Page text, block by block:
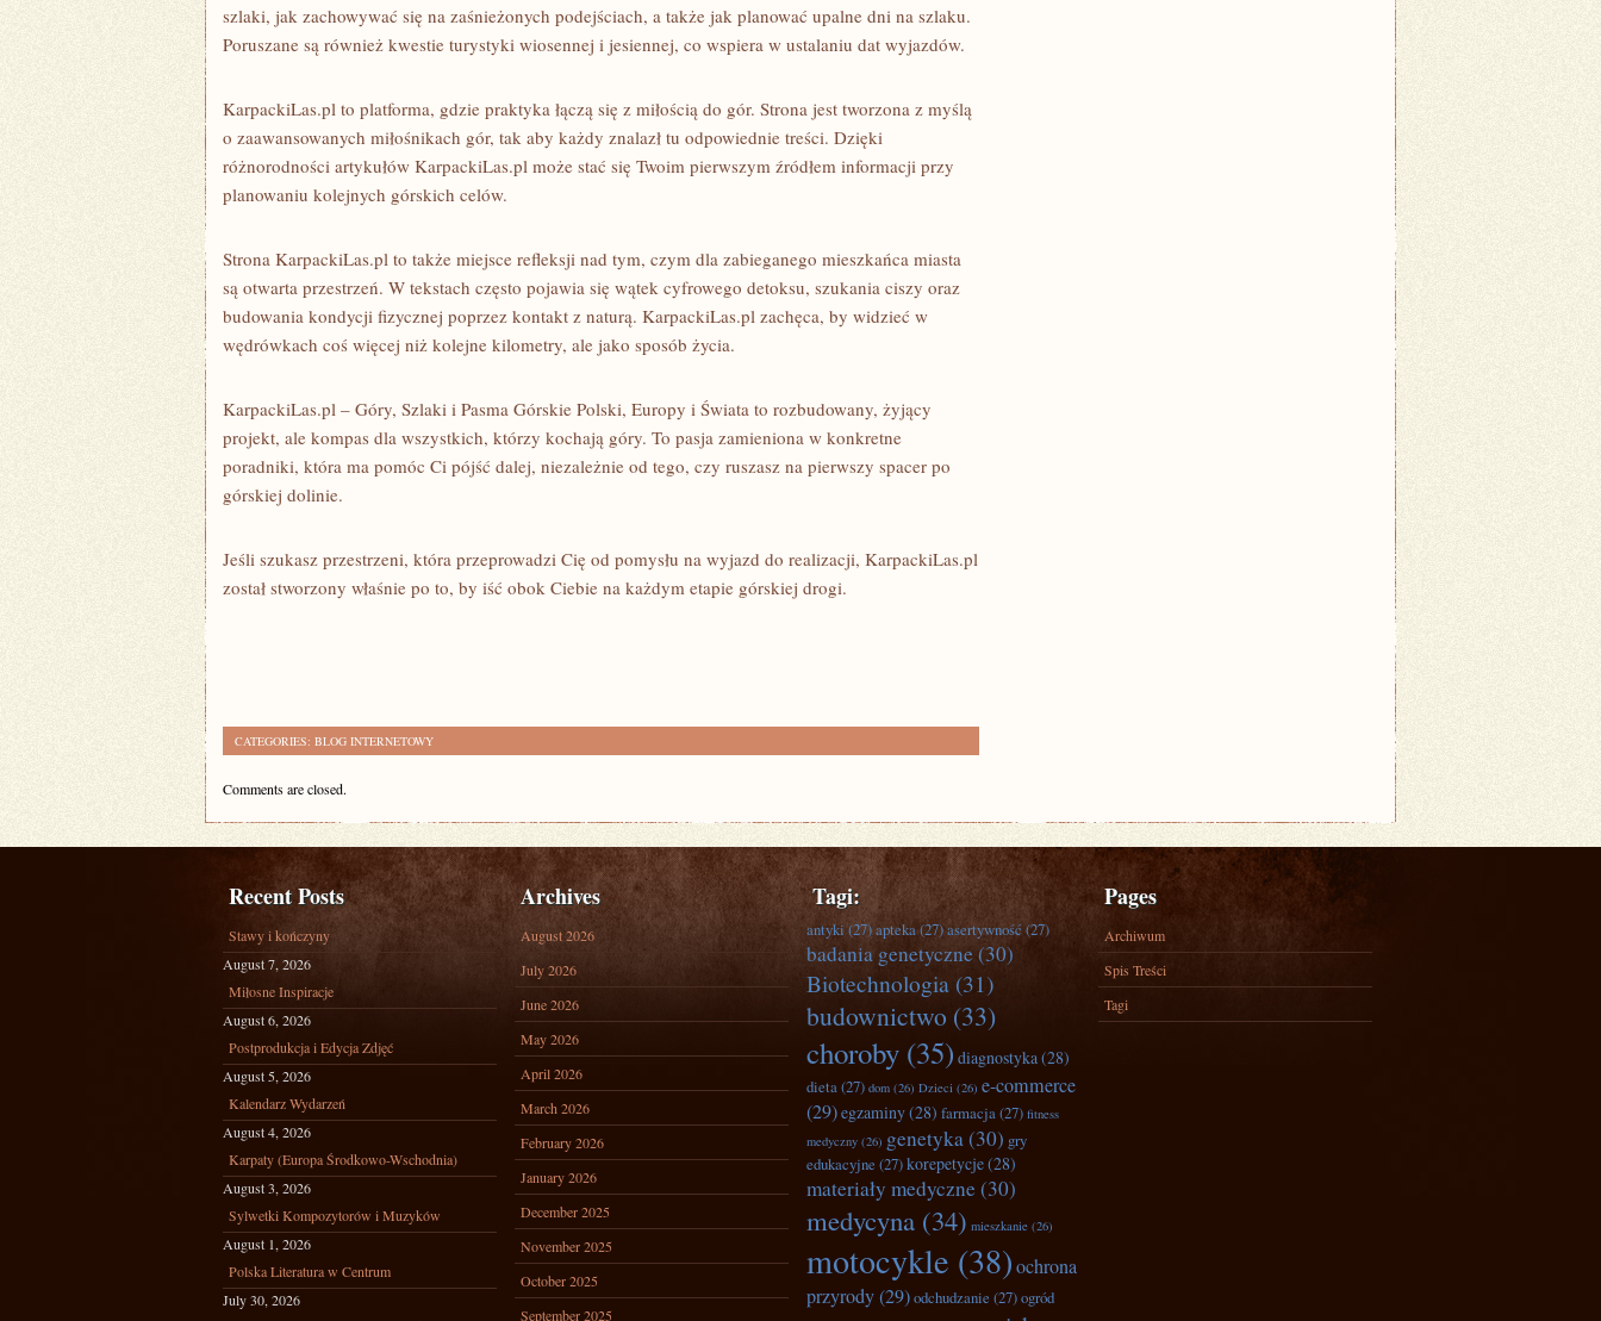
szlaki, jak zachowywać się na zaśnieżonych podejściach, a także jak planować upalne dni na szlaku.
Poruszane są również kwestie turystyki wiosennej i jesiennej, co wspiera w ustalaniu dat wyjazdów.
KarpackiLas.pl to platforma, gdzie praktyka łączą się z miłością do gór. Strona jest tworzona z myślą
o zaawansowanych miłośnikach gór, tak aby każdy znalazł tu odpowiednie treści. Dzięki
różnorodności artykułów KarpackiLas.pl może stać się Twoim pierwszym źródłem informacji przy
planowaniu kolejnych górskich celów.
Strona KarpackiLas.pl to także miejsce refleksji nad tym, czym dla zabieganego mieszkańca miasta
są otwarta przestrzeń. W tekstach często pojawia się wątek cyfrowego detoksu, szukania ciszy oraz
budowania kondycji fizycznej poprzez kontakt z naturą. KarpackiLas.pl zachęca, by widzieć w
wędrówkach coś więcej niż kolejne kilometry, ale jako sposób życia.
KarpackiLas.pl – Góry, Szlaki i Pasma Górskie Polski, Europy i Świata to rozbudowany, żyjący
projekt, ale kompas dla wszystkich, którzy kochają góry. To pasja zamieniona w konkretne
poradniki, która ma pomóc Ci pójść dalej, niezależnie od tego, czy ruszasz na pierwszy spacer po
górskiej dolinie.
Jeśli szukasz przestrzeni, która przeprowadzi Cię od pomysłu na wyjazd do realizacji, KarpackiLas.pl
został stworzony właśnie po to, by iść obok Ciebie na każdym etapie górskiej drogi.
CATEGORIES: BLOG INTERNETOWY
Comments are closed.
Recent Posts
Stawy i kończyny
August 7, 2026
Miłosne Inspiracje
August 6, 2026
Postprodukcja i Edycja Zdjęć
August 5, 2026
Kalendarz Wydarzeń
August 4, 2026
Karpaty (Europa Środkowo-Wschodnia)
August 3, 2026
Sylwetki Kompozytorów i Muzyków
August 1, 2026
Polska Literatura w Centrum
July 30, 2026
Archives
August 2026
July 2026
June 2026
May 2026
April 2026
March 2026
February 2026
January 2026
December 2025
November 2025
October 2025
September 2025
Tagi:
antyki(27)apteka(27)asertywność(27)
badania genetyczne(30)
Biotechnologia (31)
budownictwo (33)
choroby (35) diagnostyka(28)
dieta(27) dom (26) Dzieci (26) e-commerce
(29)egzaminy(28) farmacja(27) fitness
medyczny (26) genetyka(30) gry
edukacyjne (27)korepetycje(28)
materiały medyczne (30)
medycyna (34) mieszkanie (26)
motocykle (38)ochrona
przyrody(29)odchudzanie (27)ogród
Pages
Archiwum
Spis Treści
Tagi